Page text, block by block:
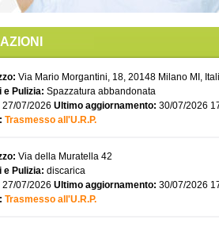
Via Mario Morgantini, 18, 20148 Milano MI,
e Pulizia: Spazzatura abbandonata
27/07/2026 Ultimo aggiornamento: 30/07/2026
Trasmesso all'U.R.P.
Via della Muratella 42
e Pulizia: discarica
27/07/2026 Ultimo aggiornamento: 30/07/2026
Trasmesso all'U.R.P.